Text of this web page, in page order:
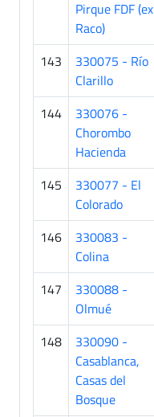
Pirque FDF (ex
Raco)
143
330075 - Río
Clarillo
144
330076 -
Chorombo
Hacienda
145
330077 - El
Colorado
146
330083 -
Colina
147
330088 -
Olmué
148
330090 -
Casablanca,
Casas del
Bosque